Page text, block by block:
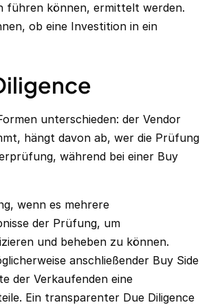
führen können, ermittelt werden.
ob eine Investition in ein
unterschieden: der Vendor
hängt davon ab, wer die Prüfung
während bei einer Buy
wenn es mehrere
der Prüfung, um
und beheben zu können.
anschließender Buy Side
der Verkaufenden eine
Ein transparenter Due Diligence